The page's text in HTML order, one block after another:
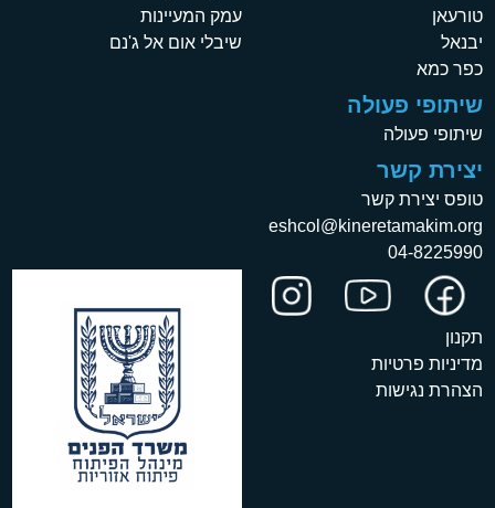
טורעאן
יבנאל
כפר כמא
שיתופי פעולה
שיתופי פעולה
עמק המעיינות
שיבלי אום אל ג'נם
יצירת קשר
טופס יצירת קשר
eshcol@kineretamakim.org
04-8225990
תקנון
מדיניות פרטיות
הצהרת נגישות